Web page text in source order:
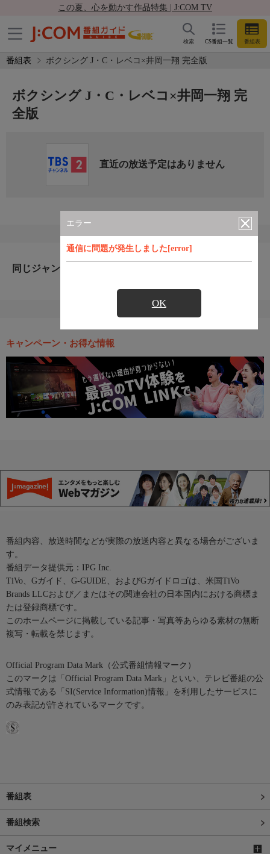
この夏、心を動かす作品特集 | J:COM TV
CS番組一覧 番組表
検索
番組表 ボクシング J・C・レベコ×井岡一翔 完全版
エラー
通信に問題が発生しました[error]
OK
ボクシング J・C・レベコ×井岡一翔 完
全版
直近の放送予定はありません
同じジャンルのおすすめ番組
キャンペーン・お得な情報
番組内容、放送時間などが実際の放送内容と異なる場合がございま
す。
番組データ提供元：IPG Inc.
TiVo、Gガイド、G-GUIDE、およびGガイドロゴは、米国TiVo
Brands LLCおよび／またはその関連会社の日本国内における商標ま
たは登録商標です。
このホームページに掲載している記事・写真等あらゆる素材の無断
複写・転載を禁じます。
Official Program Data Mark（公式番組情報マーク）
このマークは「Official Program Data Mark」といい、テレビ番組の公
式情報である「SI(Service Information)情報」を利用したサービスに
のみ表記が許されているマークです。
番組表
番組検索
マイメニュー